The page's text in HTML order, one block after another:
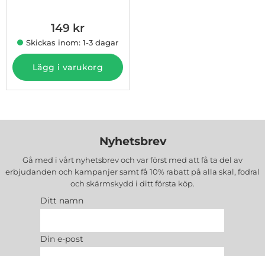
149 kr
Skickas inom: 1-3 dagar
Lägg i varukorg
Nyhetsbrev
Gå med i vårt nyhetsbrev och var först med att få ta del av
erbjudanden och kampanjer samt få 10% rabatt på alla skal, fodral
och skärmskydd i ditt första köp.
Ditt namn
Din e-post